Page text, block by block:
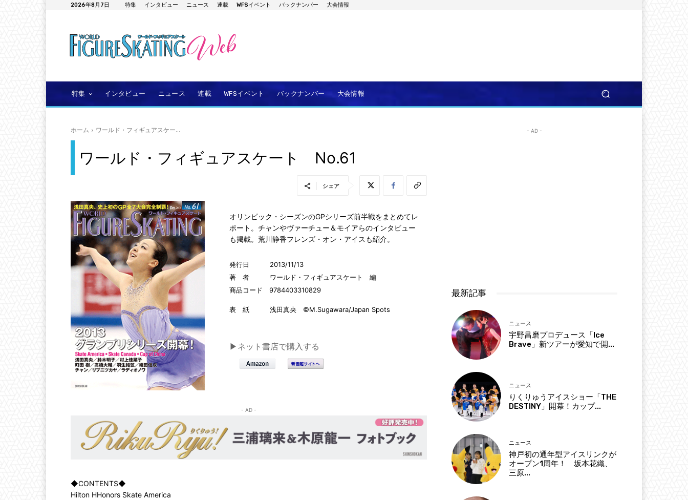
2026年8月7日 特集 インタビュー ニュース 連載 WFSイベント バックナンバー 大会情報
特集 インタビュー ニュース 連載 WFSイベント バックナンバー 大会情報
ホーム ワールド・フィギュアスケー...
ワールド・フィギュアスケート No.61
シェア
オリンピック・シーズンのGPシリーズ前半戦をまとめてレ
ポート。チャンやヴァーチュー＆モイアらのインタビュー
も掲載。荒川静香フレンズ・オン・アイスも紹介。
発行日
2013/11/13
著 者
ワールド・フィギュアスケート 編
商品コード
9784403310829
表 紙 浅田真央 ©M.Sugawara/Japan Spots
▶ネット書店で購入する
- AD -
◆CONTENTS◆
Hilton HHonors Skate America
- AD -
最新記事
ニュース
宇野昌磨プロデュース「Ice
Brave」新ツアーが愛知で開...
ニュース
りくりゅうアイスショー「THE
DESTINY」開幕！カップ...
ニュース
神戸初の通年型アイスリンクが
オープン1周年！ 坂本花織、
三原...